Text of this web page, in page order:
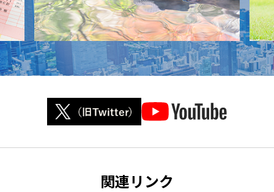
関連リンク